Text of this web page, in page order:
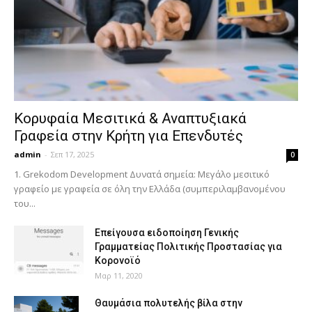
Κορυφαία Μεσιτικά & Αναπτυξιακά
Γραφεία στην Κρήτη για Επενδυτές
admin - Σεπ 17, 2025 0
1. Grekodom Development Δυνατά σημεία: Μεγάλο μεσιτικό
γραφείο με γραφεία σε όλη την Ελλάδα (συμπεριλαμβανομένου
του...
Επείγουσα ειδοποίηση Γενικής
Γραμματείας Πολιτικής Προστασίας για
Κορονοϊό
Μαρ 11, 2020
Θαυμάσια πολυτελής βίλα στην